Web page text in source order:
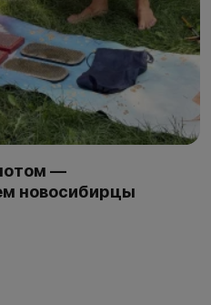
—
новосибирцы